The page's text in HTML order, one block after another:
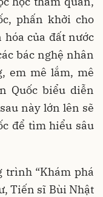
phấn khởi cho
của đất nước
bác nghệ nhân
em mê lắm, mê
Quốc biểu diễn
này lớn lên sẽ
để tìm hiểu sâu
trình “Khám phá
Tiến sĩ Bùi Nhật